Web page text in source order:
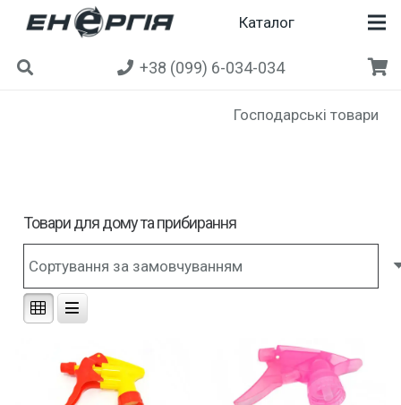
Каталог
+38 (099) 6-034-034
Господарські товари
Товари для дому та прибирання